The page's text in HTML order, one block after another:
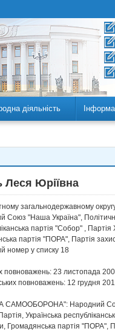
діяльність
Леся Юріївна
загальнодержавному
"Наша Україна", Політична
партія "Собор" ,
партія "ПОРА", Партія
номер у списку 18
повноважень: 23 листопада
повноважень: 12 грудня
САМООБОРОНА": Народний
Українська
партія "ПОРА",